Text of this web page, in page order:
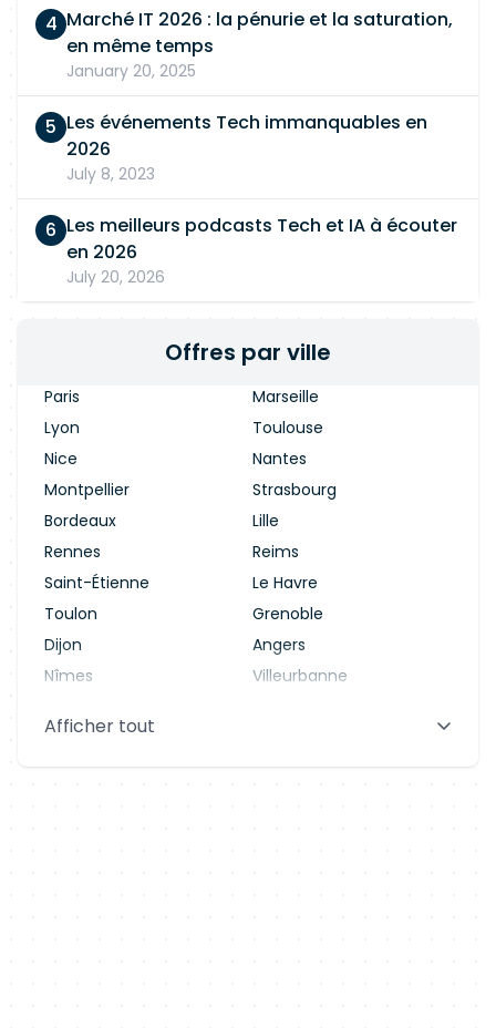
Marché IT 2026 : la pénurie et la saturation,
en même temps
January 20, 2025
Les événements Tech immanquables en
2026
July 8, 2023
Les meilleurs podcasts Tech et IA à écouter
en 2026
July 20, 2026
Offres par ville
Paris
Marseille
Lyon
Toulouse
Nice
Nantes
Montpellier
Strasbourg
Bordeaux
Lille
Rennes
Reims
Saint-Étienne
Le Havre
Toulon
Grenoble
Dijon
Angers
Nîmes
Villeurbanne
Aix-en-Provence
Afficher tout